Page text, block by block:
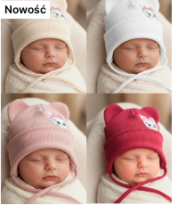
Nowość